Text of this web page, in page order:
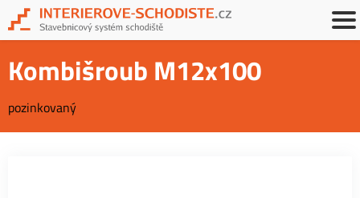
Kombišroub M12x100
pozinkovaný